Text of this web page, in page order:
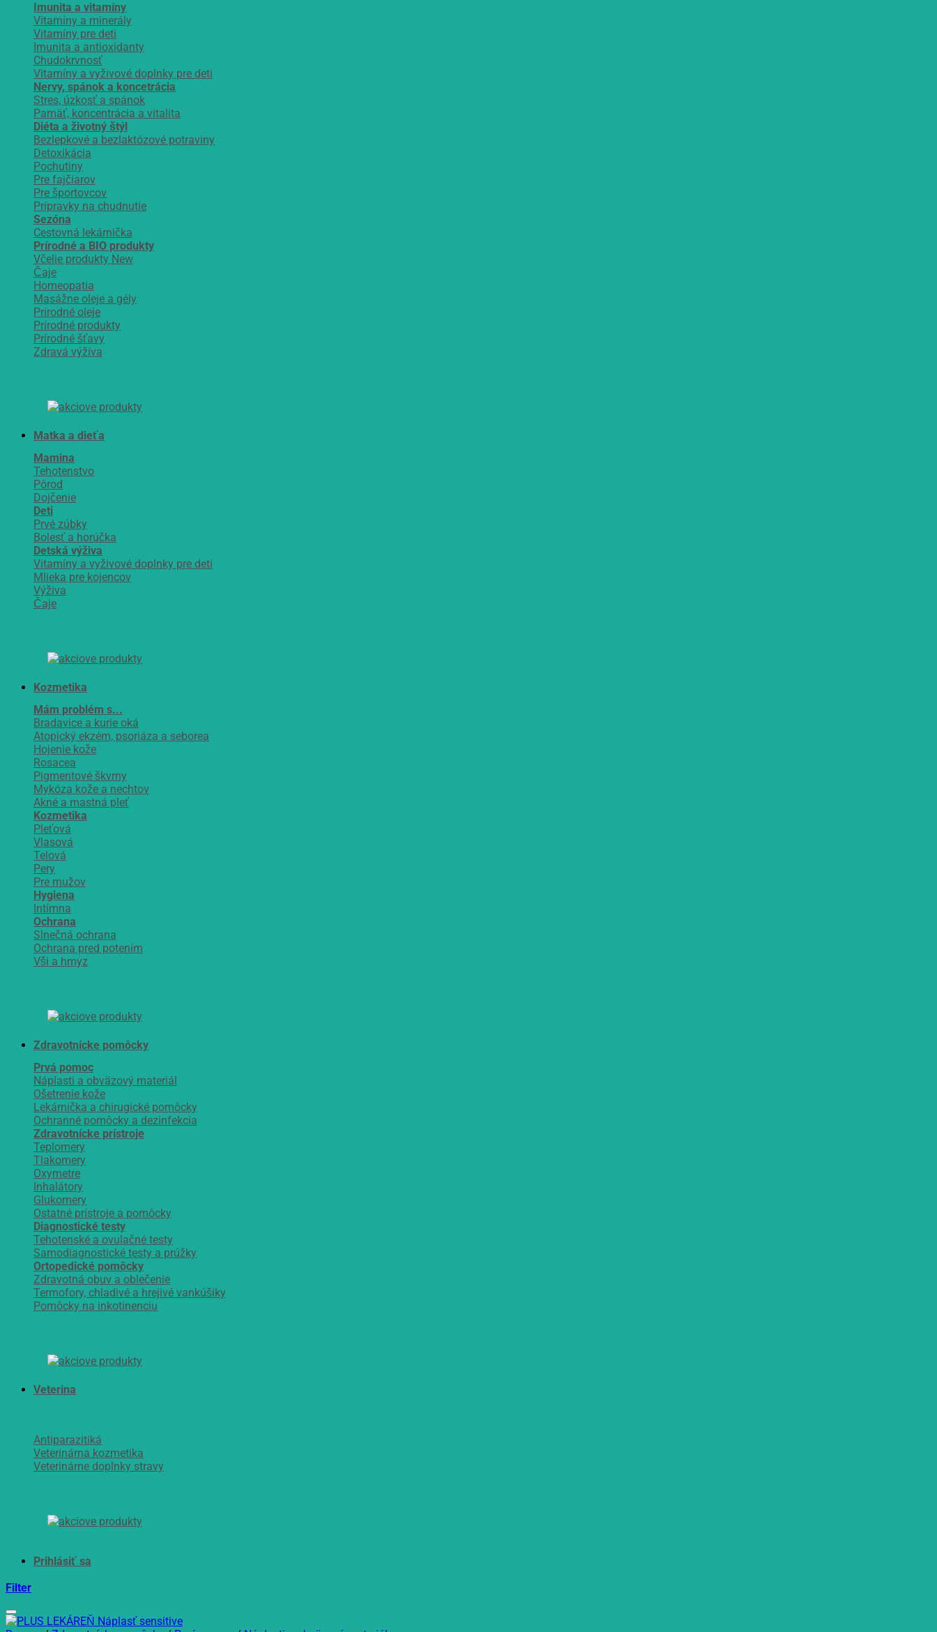
Imunita a vitamíny
Vitamíny a minerály
Vitamíny pre deti
Imunita a antioxidanty
Chudokrvnosť
Vitamíny a vyživové doplnky pre deti
Nervy, spánok a koncetrácia
Stres, úzkosť a spánok
Pamäť, koncentrácia a vitalita
Diéta a životný štýl
Bezlepkové a bezlaktózové potraviny
Detoxikácia
Pochutiny
Pre fajčiarov
Pre športovcov
Prípravky na chudnutie
Sezóna
Cestovná lekárnička
Prírodné a BIO produkty
Včelie produkty
Čaje
Homeopatia
Masážne oleje a gély
Prírodné oleje
Prírodné produkty
Prírodné šťavy
Zdravá výživa
Matka a dieťa
Mamina
Tehotenstvo
Pôrod
Dojčenie
Deti
Prvé zúbky
Bolesť a horúčka
Detská výživa
Vitamíny a vyživové doplnky pre deti
Mlieka pre kojencov
Výživa
Čaje
Kozmetika
Mám problém s...
Bradavice a kurie oká
Atopický ekzém, psoriáza a seborea
Hojenie kože
Rosacea
Pigmentové škvrny
Mykóza kože a nechtov
Akné a mastná pleť
Kozmetika
Pleťová
Vlasová
Telová
Pery
Pre mužov
Hygiena
Intímna
Ochrana
Slnečná ochrana
Ochrana pred potením
Vši a hmyz
Zdravotnícke pomôcky
Prvá pomoc
Náplasti a obväzový materiál
Ošetrenie kože
Lekárnička a chirugické pomôcky
Ochranné pomôcky a dezinfekcia
Zdravotnícke prístroje
Teplomery
Tlakomery
Oxymetre
Inhalátory
Glukomery
Ostatné prístroje a pomôcky
Diagnostické testy
Tehotenské a ovulačné testy
Samodiagnostické testy a prúžky
Ortopedické pomôcky
Zdravotná obuv a oblečenie
Termofory, chladivé a hrejivé vankúšiky
Pomôcky na inkotinenciu
Veterina
Antiparazitiká
Veterinárna kozmetika
Veterinárne doplnky stravy
Filter